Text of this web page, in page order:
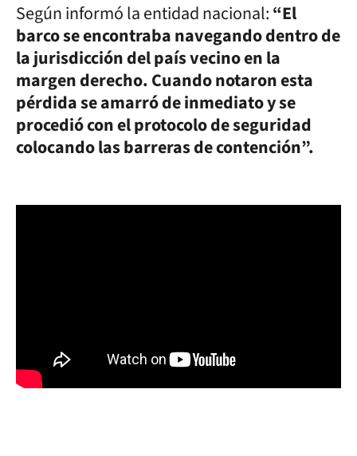
Según informó la entidad nacional:“El
barco se encontraba navegando dentro de
la jurisdicción del país vecino en la
margen derecho. Cuando notaron esta
pérdida se amarró de inmediato y se
procedió con el protocolo de seguridad
colocando las barreras de contención”.